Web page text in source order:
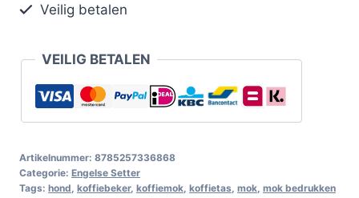
Veilig betalen
VEILIG BETALEN
Artikelnummer: 8785257336868
Categorie: Engelse Setter
Tags: hond koffiebeker, koffiemok koffietas mok mok bedrukken